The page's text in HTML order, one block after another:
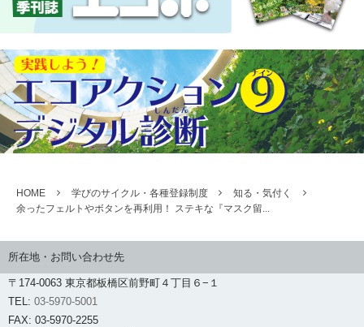
HOME 学びのサイクル・各種登録制度
知る・気付く
余ったフェルトやボタンを再利用！ ステキな『マスク留...
所在地・お問い合わせ先
〒174-0063 東京都板橋区前野町４丁目６−１
TEL: 03-5970-5001
FAX: 03-5970-2255